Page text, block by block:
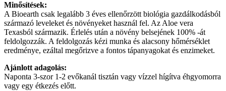
Minősítések:
A Bioearth csak legalább 3 éves ellenőrzött biológia gazdálkodásból
származó leveleket és növényeket használ fel. Az Aloe vera
Texasból származik. Érlelés után a növény belsejének 100% -át
feldolgozzák. A feldolgozás kézi munka és alacsony hőmérséklet
eredménye, ezáltal megőrizve a fontos tápanyagokat és enzimeket.
Ajánlott adagolás:
Naponta 3-szor 1-2 evőkanál tisztán vagy vízzel hígítva éhgyomorra
vagy egy étkezés előtt.